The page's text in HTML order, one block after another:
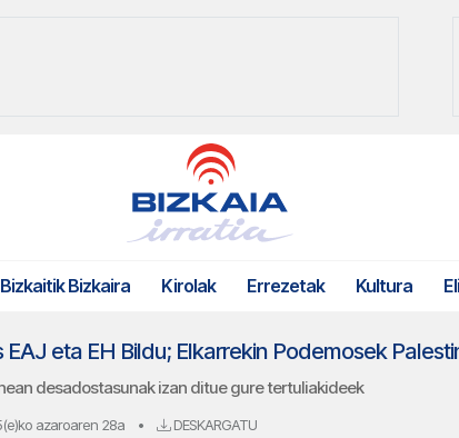
Bizkaitik Bizkaira Kirolak Errezetak Kultura
desadostasunak izan ditue gure tertuliakideek
azaroaren 28a • DESKARGATU